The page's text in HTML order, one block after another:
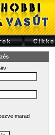
marad